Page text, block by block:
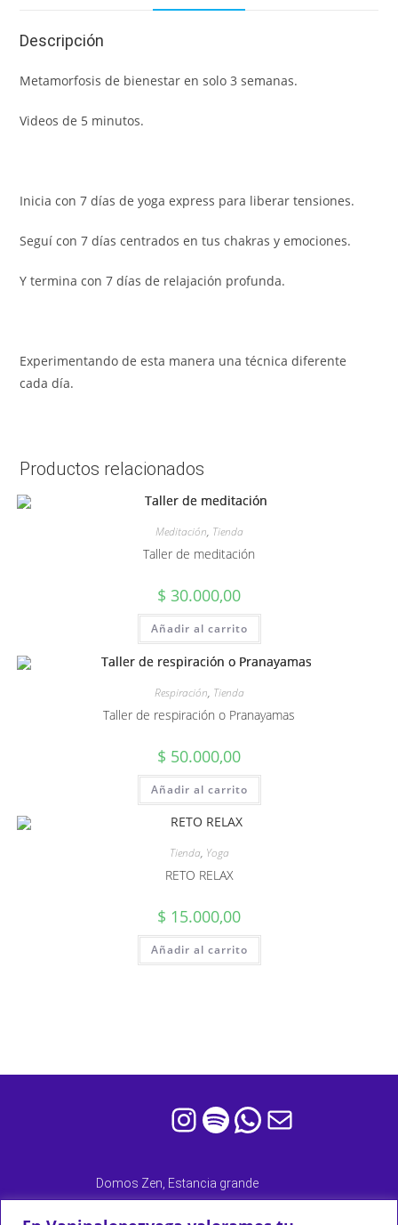
Descripción
Metamorfosis de bienestar en solo 3 semanas.
Videos de 5 minutos.
Inicia con 7 días de yoga express para liberar tensiones.
Seguí con 7 días centrados en tus chakras y emociones.
Y termina con 7 días de relajación profunda.
Experimentando de esta manera una técnica diferente
cada día.
Productos relacionados
Meditación, Tienda
Taller de meditación
$ 30.000,00
Añadir al carrito
Respiración, Tienda
Taller de respiración o Pranayamas
$ 50.000,00
Añadir al carrito
Tienda, Yoga
RETO RELAX
$ 15.000,00
Añadir al carrito
Domos Zen, Estancia grande